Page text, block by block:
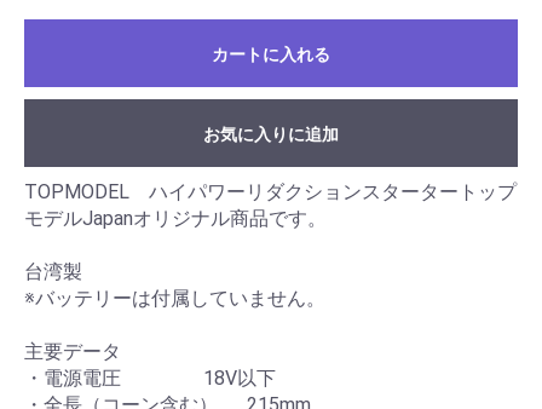
カートに入れる
お気に入りに追加
TOPMODEL ハイパワーリダクションスタータートップ
モデルJapanオリジナル商品です。
台湾製
※バッテリーは付属していません。
主要データ
・電源電圧 18V以下